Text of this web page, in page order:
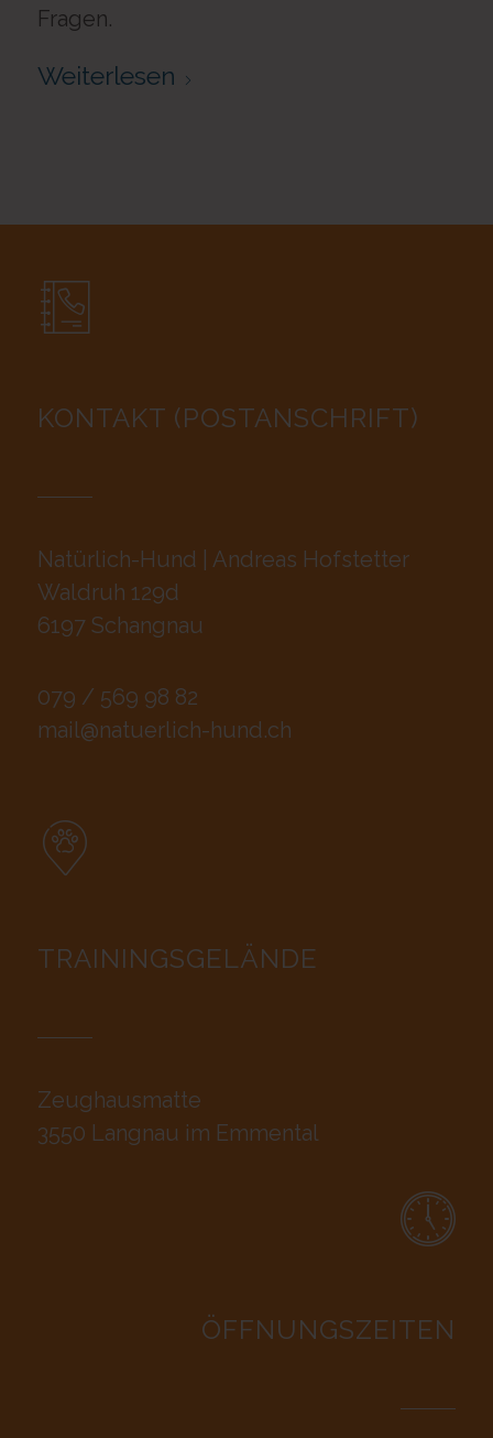
Fragen.
Weiterlesen
KONTAKT (POSTANSCHRIFT)
Natürlich-Hund | Andreas Hofstetter
Waldruh 129d
6197 Schangnau
079 / 569 98 82
mail@natuerlich-hund.ch
TRAININGSGELÄNDE
Zeughausmatte
3550 Langnau im Emmental
ÖFFNUNGSZEITEN